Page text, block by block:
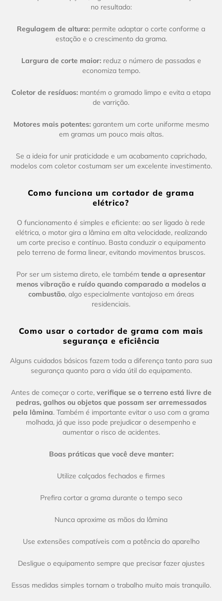
no resultado:
Regulagem de altura: permite adaptar o corte conforme a
estação e o crescimento da grama.
Largura de corte maior:reduz o número de passadas e
economiza tempo.
Coletor de resíduos: mantém o gramado limpo e evita a etapa
de varrição.
Motores mais potentes:garantem um corte uniforme mesmo
em gramas um pouco mais altas.
Se a ideia for unir praticidade e um acabamento caprichado,
modelos com coletor costumam ser um excelente investimento.
Como funciona um cortador de grama
elétrico?
O funcionamento é simples e eficiente: ao ser ligado à rede
elétrica, o motor gira a lâmina em alta velocidade, realizando
um corte preciso e contínuo. Basta conduzir o equipamento
pelo terreno de forma linear, evitando movimentos bruscos.
Por ser um sistema direto, ele também tende a apresentar
menos vibração e ruído quando comparado a modelos a
combustão, algo especialmente vantajoso em áreas
residenciais.
Como usar o cortador de grama com mais
segurança e eficiência
Alguns cuidados básicos fazem toda a diferença tanto para sua
segurança quanto para a vida útil do equipamento.
Antes de começar o corte, verifique se o terreno está livre de
pedras, galhos ou objetos que possam ser arremessados
pela lâmina. Também é importante evitar o uso com a grama
molhada, já que isso pode prejudicar o desempenho e
aumentar o risco de acidentes.
Boas práticas que você deve manter:
Utilize calçados fechados e firmes
Prefira cortar a grama durante o tempo seco
Nunca aproxime as mãos da lâmina
Use extensões compatíveis com a potência do aparelho
Desligue o equipamento sempre que precisar fazer ajustes
Essas medidas simples tornam o trabalho muito mais tranquilo.